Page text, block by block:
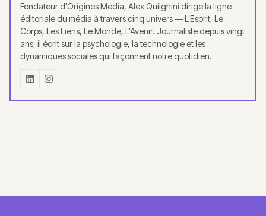
Fondateur d'Origines Media, Alex Quilghini dirige la ligne
éditoriale du média à travers cinq univers — L'Esprit, Le
Corps, Les Liens, Le Monde, L'Avenir. Journaliste depuis vingt
ans, il écrit sur la psychologie, la technologie et les
dynamiques sociales qui façonnent notre quotidien.